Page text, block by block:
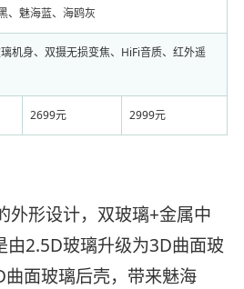
、魅海蓝、海鸥灰
机身、双摄无损变焦、HiFi音质、红外遥
2699元 2999元
外形设计，双玻璃+金属中
由2.5D玻璃升级为3D曲面玻
面玻璃后壳，带来魅海